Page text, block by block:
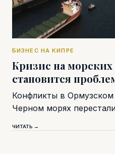
БИЗНЕС НА КИПРЕ
Кризис на
становится
Конфликты в
Черном морях
ЧИТАТЬ →